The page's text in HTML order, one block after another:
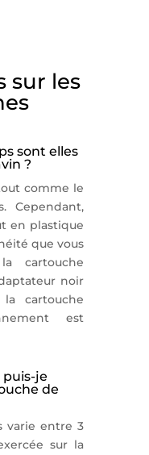
sur les
sont elles
?
comme le
Cependant,
en plastique
que vous
cartouche
noir
cartouche
est
je
de
varie entre 3
sur la